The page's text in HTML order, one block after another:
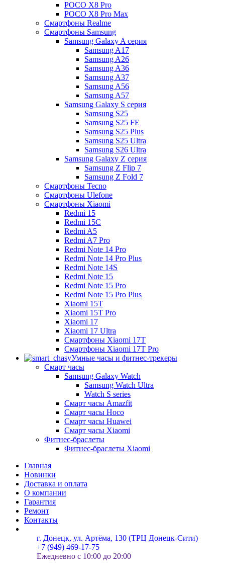
POCO X8 Pro
POCO X8 Pro Max
Смартфоны Realme
Смартфоны Samsung
Samsung Galaxy A серия
Samsung A17
Samsung A26
Samsung A36
Samsung A37
Samsung A56
Samsung A57
Samsung Galaxy S серия
Samsung S25
Samsung S25 FE
Samsung S25 Plus
Samsung S25 Ultra
Samsung S26 Ultra
Samsung Galaxy Z серия
Samsung Z Flip 7
Samsung Z Fold 7
Смартфоны Tecno
Смартфоны Ulefone
Смартфоны Xiaomi
Redmi 15
Redmi 15C
Redmi A5
Redmi A7 Pro
Redmi Note 14 Pro
Redmi Note 14 Pro Plus
Redmi Note 14S
Redmi Note 15
Redmi Note 15 Pro
Redmi Note 15 Pro Plus
Xiaomi 15T
Xiaomi 15T Pro
Xiaomi 17
Xiaomi 17 Ultra
Смартфоны Xiaomi 17Т
Смартфоны Xiaomi 17Т Pro
Умные часы и фитнес-трекеры
Смарт часы
Samsung Galaxy Watch
Samsung Watch Ultra
Watch S series
Смарт часы Amazfit
Смарт часы Hoco
Смарт часы Huawei
Смарт часы Xiaomi
Фитнес-браслеты
Фитнес-браслеты Xiaomi
Главная
Новинки
Доставка и оплата
О компании
Гарантия
Ремонт
Контакты
г. Донецк, ул. Артёма, 130 (ТРЦ Донецк-Сити)
+7 (949) 469-17-75
Ежедневно с 10:00 до 20:00